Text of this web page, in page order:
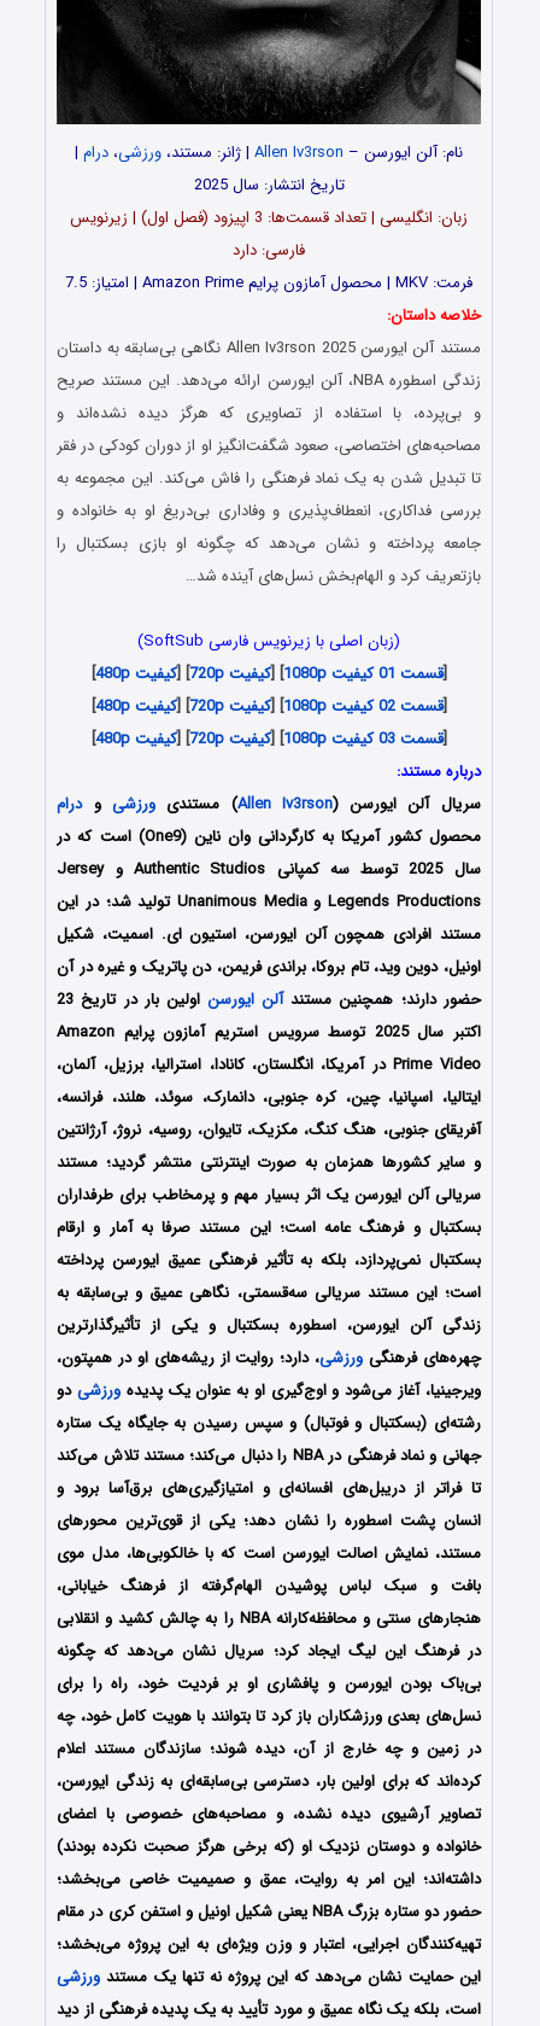
نام: آلن ایورسن – Allen Iv3rson | ژانر: مستند، ورزشی، درام |
تاریخ انتشار: سال 2025
زبان: انگلیسی | تعداد قسمت‌‌‌‌ها: 3 اپیزود (فصل اول) | زیرنویس
فارسی: دارد
فرمت: MKV | محصول آمازون پرایم Amazon Prime | امتیاز: 7.5
خلاصه داستان:
مستند آلن ایورسن Allen Iv3rson 2025 نگاهی بی‌سابقه به داستان
زندگی اسطوره NBA، آلن ایورسن ارائه می‌دهد. این مستند صریح
و بی‌پرده، با استفاده از تصاویری که هرگز دیده نشده‌اند و
مصاحبه‌های اختصاصی، صعود شگفت‌انگیز او از دوران کودکی در فقر
تا تبدیل شدن به یک نماد فرهنگی را فاش می‌کند. این مجموعه به
بررسی فداکاری، انعطاف‌پذیری و وفاداری بی‌دریغ او به خانواده و
جامعه پرداخته و نشان می‌دهد که چگونه او بازی بسکتبال را
بازتعریف کرد و الهام‌بخش نسل‌های آینده شد…
(زبان اصلی با زیرنویس فارسی SoftSub)
[قسمت 01 کیفیت 1080p ] [کیفیت 720p ] [کیفیت 480p
]
[قسمت 02 کیفیت 1080p ] [کیفیت 720p ] [کیفیت 480p
]
[قسمت 03 کیفیت 1080p ] [کیفیت 720p ] [کیفیت 480p
]
درباره مستند:
سریال آلن ایورسن (Allen Iv3rson) مستندیورزشی ودرام
محصول کشور آمریکا به کارگردانی وان ناین (One9) است که در
سال 2025 توسط سه کمپانی Authentic Studios و Jersey
Legends Productions و Unanimous Media تولید شد؛ در این
مستند افرادی همچون آلن ایورسن، استیون ای. اسمیت، شکیل
اونیل، دوین وید، تام بروکا، براندی فریمن، دن پاتریک و غیره در آن
حضور دارند؛ همچنین مستندآلن ایورسن
اولین بار در تاریخ 23
اکتبر سال 2025 توسط سرویس استریم آمازون پرایم Amazon
Prime Video در آمریکا، انگلستان، کانادا، استرالیا، برزیل، آلمان،
ایتالیا، اسپانیا، چین، کره جنوبی، دانمارک، سوئد، هلند، فرانسه،
آفریقای جنوبی، هنگ کنگ، مکزیک، تایوان، روسیه، نروژ، آرژانتین
و سایر کشورها همزمان به صورت اینترنتی منتشر گردید؛ مستند
سریالی آلن ایورسن یک اثر بسیار مهم و پرمخاطب برای طرفداران
بسکتبال و فرهنگ عامه است؛ این مستند صرفا به آمار و ارقام
بسکتبال نمی‌پردازد، بلکه به تأثیر فرهنگی عمیق ایورسن پرداخته
است؛ این مستند سریالی سه‌قسمتی، نگاهی عمیق و بی‌سابقه به
زندگی آلن ایورسن، اسطوره بسکتبال و یکی از تأثیرگذارترین
چهره‌های فرهنگی ورزشی، دارد؛ روایت از ریشه‌های او در همپتون،
ویرجینیا، آغاز می‌شود و اوج‌گیری او به عنوان یک پدیده ورزشیدو
رشته‌ای (بسکتبال و فوتبال) و سپس رسیدن به جایگاه یک ستاره
جهانی و نماد فرهنگی در NBA را دنبال می‌کند؛ مستند تلاش می‌کند
تا فراتر از دریبل‌های افسانه‌ای و امتیازگیری‌های برق‌آسا برود و
انسان پشت اسطوره را نشان دهد؛ یکی از قوی‌ترین محورهای
مستند، نمایش اصالت ایورسن است که با خالکوبی‌ها، مدل موی
بافت و سبک لباس پوشیدن الهام‌گرفته از فرهنگ خیابانی،
هنجارهای سنتی و محافظه‌کارانه‌ NBA را به چالش کشید و انقلابی
در فرهنگ این لیگ ایجاد کرد؛ سریال نشان می‌دهد که چگونه
بی‌باک بودن ایورسن و پافشاری او بر فردیت خود، راه را برای
نسل‌های بعدی ورزشکاران باز کرد تا بتوانند با هویت کامل خود، چه
در زمین و چه خارج از آن، دیده شوند؛ سازندگان مستند اعلام
کرده‌اند که برای اولین بار، دسترسی بی‌سابقه‌ای به زندگی ایورسن،
تصاویر آرشیوی دیده نشده، و مصاحبه‌های خصوصی با اعضای
خانواده و دوستان نزدیک او (که برخی هرگز صحبت نکرده بودند)
داشته‌اند؛ این امر به روایت، عمق و صمیمیت خاصی می‌بخشد؛
حضور دو ستاره بزرگ NBA یعنی شکیل اونیل و استفن کری در مقام
تهیه‌کنندگان اجرایی، اعتبار و وزن ویژه‌ای به این پروژه می‌بخشد؛
این حمایت نشان می‌دهد که این پروژه نه تنها یک مستند ورزشی
است، بلکه یک نگاه عمیق و مورد تأیید به یک پدیده فرهنگی از دید